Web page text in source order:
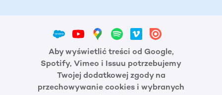
Aby wyświetlić treści od Google,
Spotify, Vimeo i Issuu potrzebujemy
Twojej dodatkowej zgody na
przechowywanie cookies i wybranych